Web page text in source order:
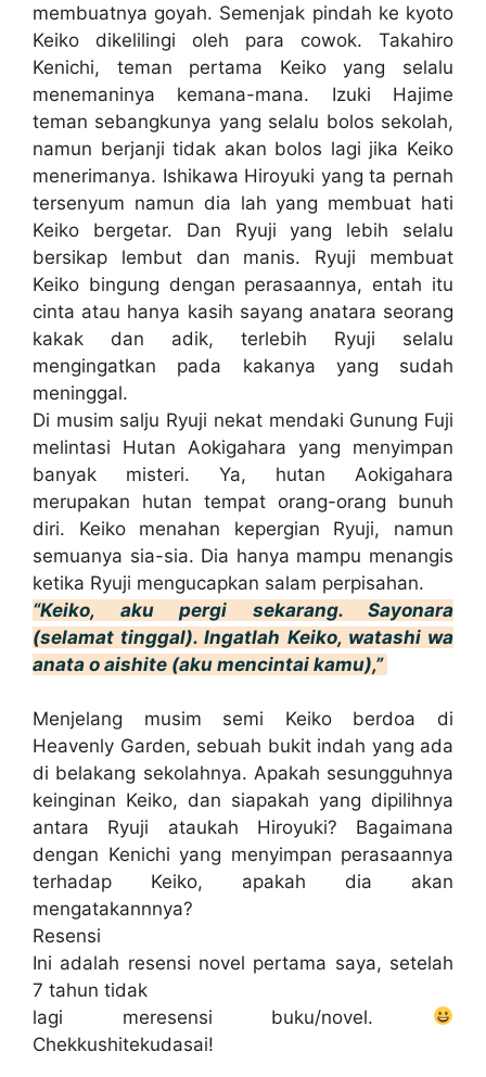
membuatnya goyah. Semenjak pindah ke kyoto
Keiko dikelilingi oleh para cowok. Takahiro
Kenichi, teman pertama Keiko yang selalu
menemaninya kemana-mana. Izuki Hajime
teman sebangkunya yang selalu bolos sekolah,
namun berjanji tidak akan bolos lagi jika Keiko
menerimanya. Ishikawa Hiroyuki yang ta pernah
tersenyum namun dia lah yang membuat hati
Keiko bergetar. Dan Ryuji yang lebih selalu
bersikap lembut dan manis. Ryuji membuat
Keiko bingung dengan perasaannya, entah itu
cinta atau hanya kasih sayang anatara seorang
kakak dan adik, terlebih Ryuji selalu
mengingatkan pada kakanya yang sudah
meninggal.
Di musim salju Ryuji nekat mendaki Gunung Fuji
melintasi Hutan Aokigahara yang menyimpan
banyak misteri. Ya, hutan Aokigahara
merupakan hutan tempat orang-orang bunuh
diri. Keiko menahan kepergian Ryuji, namun
semuanya sia-sia. Dia hanya mampu menangis
ketika Ryuji mengucapkan salam perpisahan.
“Keiko, aku pergi sekarang. Sayonara
(selamat tinggal). Ingatlah Keiko, watashi wa
anata o aishite (aku mencintai kamu),”
Menjelang musim semi Keiko berdoa di
Heavenly Garden, sebuah bukit indah yang ada
di belakang sekolahnya. Apakah sesungguhnya
keinginan Keiko, dan siapakah yang dipilihnya
antara Ryuji ataukah Hiroyuki? Bagaimana
dengan Kenichi yang menyimpan perasaannya
terhadap Keiko, apakah dia akan
mengatakannnya?
Resensi
Ini adalah resensi novel pertama saya, setelah
7 tahun tidak
lagi meresensi buku/novel.
Chekkushitekudasai!